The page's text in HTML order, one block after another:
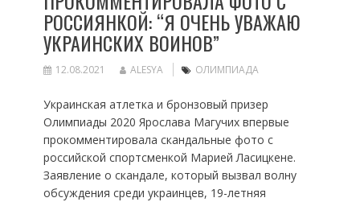
РОССИЯНКОЙ: “Я ОЧЕНЬ УВАЖАЮ
УКРАИНСКИХ ВОИНОВ”
12.08.2021 ALESYA ОЛИМПИАДА
Украинская атлетка и бронзовый призер
Олимпиады 2020 Ярослава Магучих впервые
прокомментировала скандальные фото с
российской спортсменкой Марией Ласицкене.
Заявление о скандале, который вызвал волну
обсуждения среди украинцев, 19-летняя